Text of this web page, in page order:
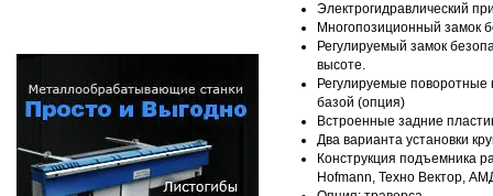
Электрогидравлический
Многопозиционный замок
Регулируемый замок
высоте.
Регулируемые поворотные
базой (опция)
Встроенные задние
Два варианта установки
Конструкция подъемника
Hofmann, Техно Вектор,